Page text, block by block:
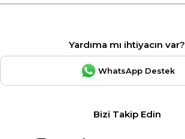
Yardıma mı ihtiyacın var?
WhatsApp Destek
Bizi Takip Edin